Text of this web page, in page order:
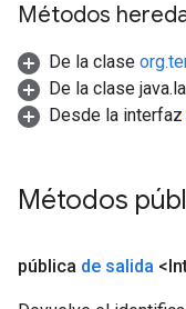
Métodos
De la clase
De la clase
Desde la interfaz
Métodos
pública de salida